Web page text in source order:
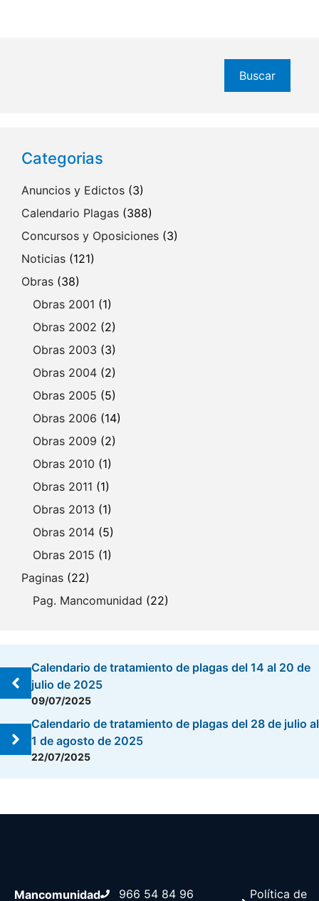
Buscar
Categorias
Anuncios y Edictos (3)
Calendario Plagas (388)
Concursos y Oposiciones (3)
Noticias (121)
Obras (38)
Obras 2001 (1)
Obras 2002 (2)
Obras 2003 (3)
Obras 2004 (2)
Obras 2005 (5)
Obras 2006 (14)
Obras 2009 (2)
Obras 2010 (1)
Obras 2011 (1)
Obras 2013 (1)
Obras 2014 (5)
Obras 2015 (1)
Paginas (22)
Pag. Mancomunidad (22)
Calendario de tratamiento de plagas del 14 al 20 de
julio de 2025
09/07/2025
Calendario de tratamiento de plagas del 28 de julio al
1 de agosto de 2025
22/07/2025
Mancomunidad 966 54 84 96 Política de